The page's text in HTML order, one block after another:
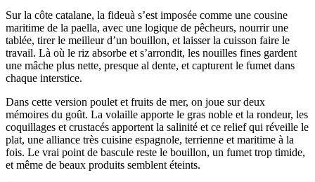
Sur la côte catalane, la fideuà s’est imposée comme une cousine
maritime de la paella, avec une logique de pêcheurs, nourrir une
tablée, tirer le meilleur d’un bouillon, et laisser la cuisson faire le
travail. Là où le riz absorbe et s’arrondit, les nouilles fines gardent
une mâche plus nette, presque al dente, et capturent le fumet dans
chaque interstice.
Dans cette version poulet et fruits de mer, on joue sur deux
mémoires du goût. La volaille apporte le gras noble et la rondeur, les
coquillages et crustacés apportent la salinité et ce relief qui réveille le
plat, une alliance très cuisine espagnole, terrienne et maritime à la
fois. Le vrai point de bascule reste le bouillon, un fumet trop timide,
et même de beaux produits semblent éteints.